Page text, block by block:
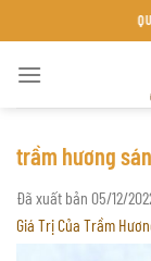
đến
HƯƠNG THIÊN QUANG
trầm hương
Đã xuất bản 05/12/
Giá Trị Của Trầm